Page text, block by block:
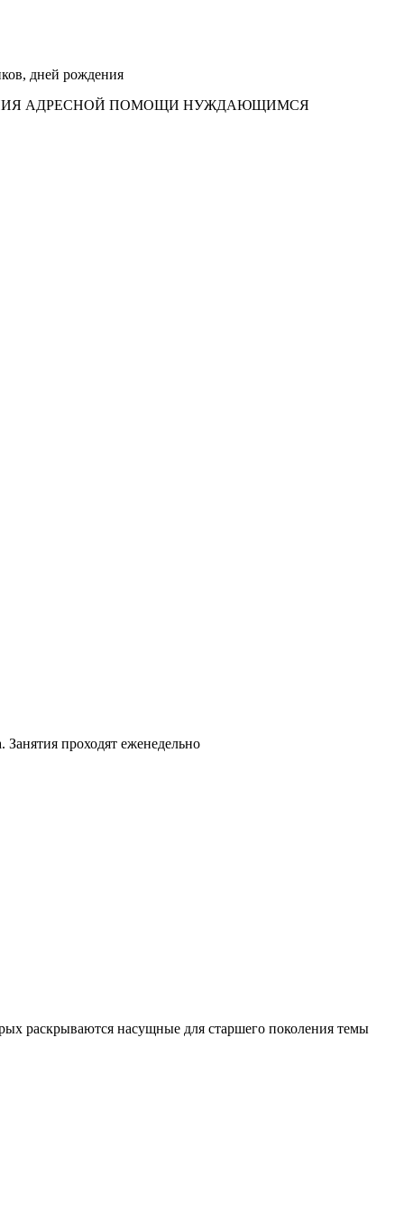
дней рождения
АДРЕСНОЙ ПОМОЩИ НУЖДАЮЩИМСЯ
проходят еженедельно
раскрываются насущные для старшего поколения темы